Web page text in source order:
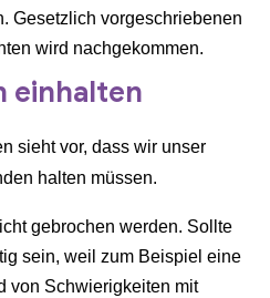
Gesetzlich vorgeschriebenen
wird nachgekommen.
einhalten
sieht vor, dass wir unser
halten müssen.
gebrochen werden. Sollte
sein, weil zum Beispiel eine
von Schwierigkeiten mit